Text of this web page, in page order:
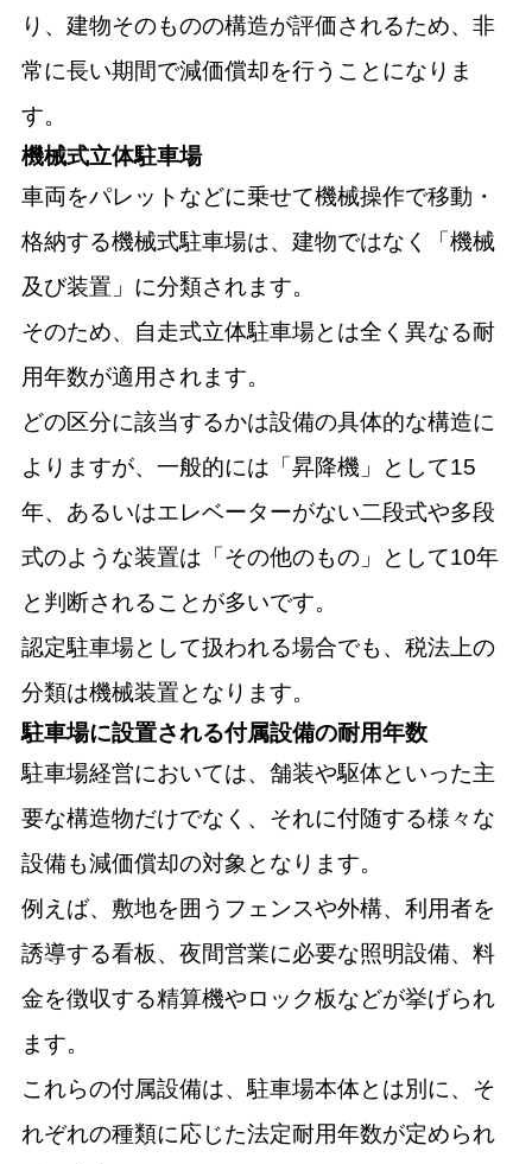
り、建物そのものの構造が評価されるため、非
常に長い期間で減価償却を行うことになりま
す。
機械式立体駐車場
車両をパレットなどに乗せて機械操作で移動・
格納する機械式駐車場は、建物ではなく「機械
及び装置」に分類されます。
そのため、自走式立体駐車場とは全く異なる耐
用年数が適用されます。
どの区分に該当するかは設備の具体的な構造に
よりますが、一般的には「昇降機」として15
年、あるいはエレベーターがない二段式や多段
式のような装置は「その他のもの」として10年
と判断されることが多いです。
認定駐車場として扱われる場合でも、税法上の
分類は機械装置となります。
駐車場に設置される付属設備の耐用年数
駐車場経営においては、舗装や駆体といった主
要な構造物だけでなく、それに付随する様々な
設備も減価償却の対象となります。
例えば、敷地を囲うフェンスや外構、利用者を
誘導する看板、夜間営業に必要な照明設備、料
金を徴収する精算機やロック板などが挙げられ
ます。
これらの付属設備は、駐車場本体とは別に、そ
れぞれの種類に応じた法定耐用年数が定められ